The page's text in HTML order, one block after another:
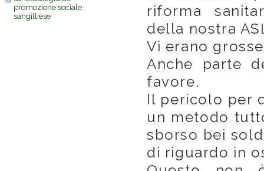
promozione sociale
sangilliese
riforma
della nostra
Vi erano
Anche parte
favore.
Il pericolo per
un metodo
sborso bei
di riguardo in